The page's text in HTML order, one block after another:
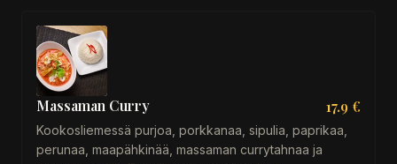
Massaman Curry 17.9 €
Kookosliemessä purjoa, porkkanaa, sipulia, paprikaa,
perunaa, maapähkinää, massaman currytahnaa ja